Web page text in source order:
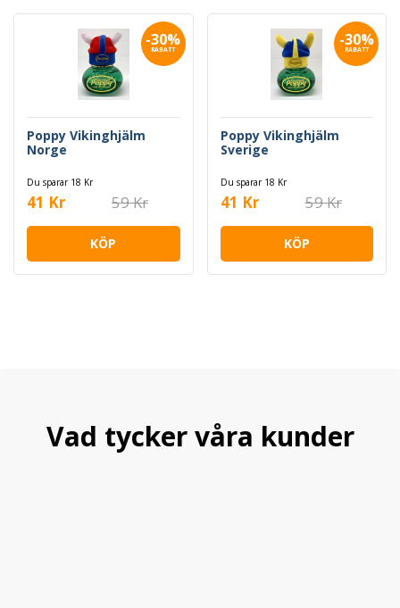
-30%
RABATT
Poppy Vikinghjälm
Norge
Du sparar 18 Kr
41 Kr 59 Kr
KÖP
-30%
RABATT
Poppy Vikinghjälm
Sverige
Du sparar 18 Kr
41 Kr 59 Kr
KÖP
Vad tycker våra kunder